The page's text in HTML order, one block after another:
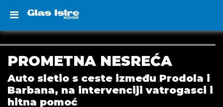
PROMETNA NESREĆA
Auto sletio s ceste između Prodola i
Barbana, na intervenciji vatrogasci i
hitna pomoć